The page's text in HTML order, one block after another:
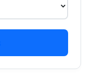
12.10.2026
13.10.2026